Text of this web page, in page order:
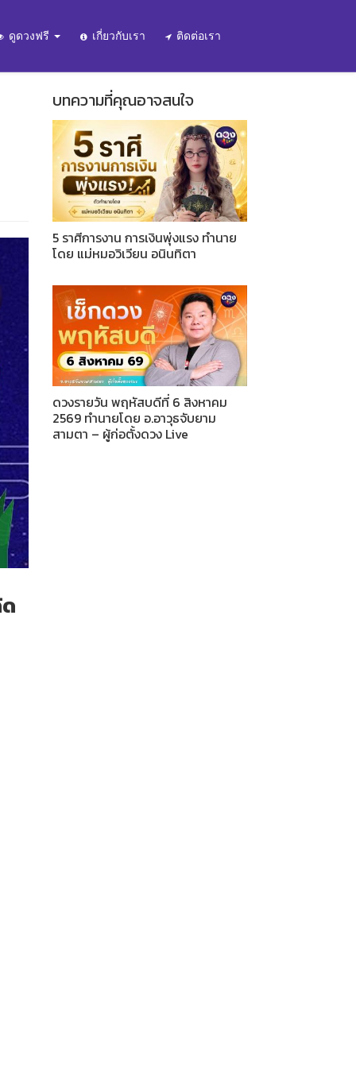
ดูดวงฟรี เกี่ยวกับเรา ติดต่อเรา
บทความที่คุณอาจสนใจ
5 ราศีการงาน การเงินพุ่งแรง ทำนาย
โดย แม่หมอวิเวียน อนินทิตา
ดวงรายวัน พฤหัสบดีที่ 6 สิงหาคม
2569 ทำนายโดย อ.อาวุธจับยาม
สามตา – ผู้ก่อตั้งดวง Live